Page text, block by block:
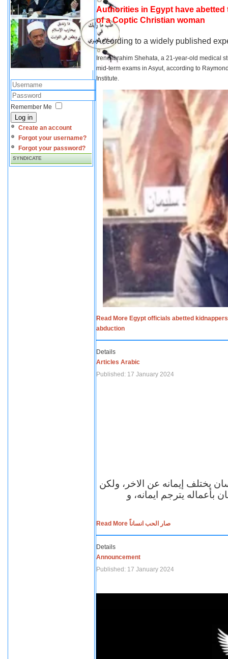
Remember Me
Log in
Create an account
Forgot your username?
Forgot your password?
SYNDICATE
Authorities in Egypt have
of a Coptic Christian woman
According to a widely published
Irene Ibrahim Shehata, a 21-year-old medical
mid-term exams in Asyut, according to
Institute.
Read More Egypt officials abetted
abduction
Details
Articles Arabic
Published: 17 January 2024
يختلف إيمانه عن الاخر، ولكن
بأعماله يترجم ايمانه، و
Read More صار الحب انساناً
Details
Announcement
Published: 17 January 2024